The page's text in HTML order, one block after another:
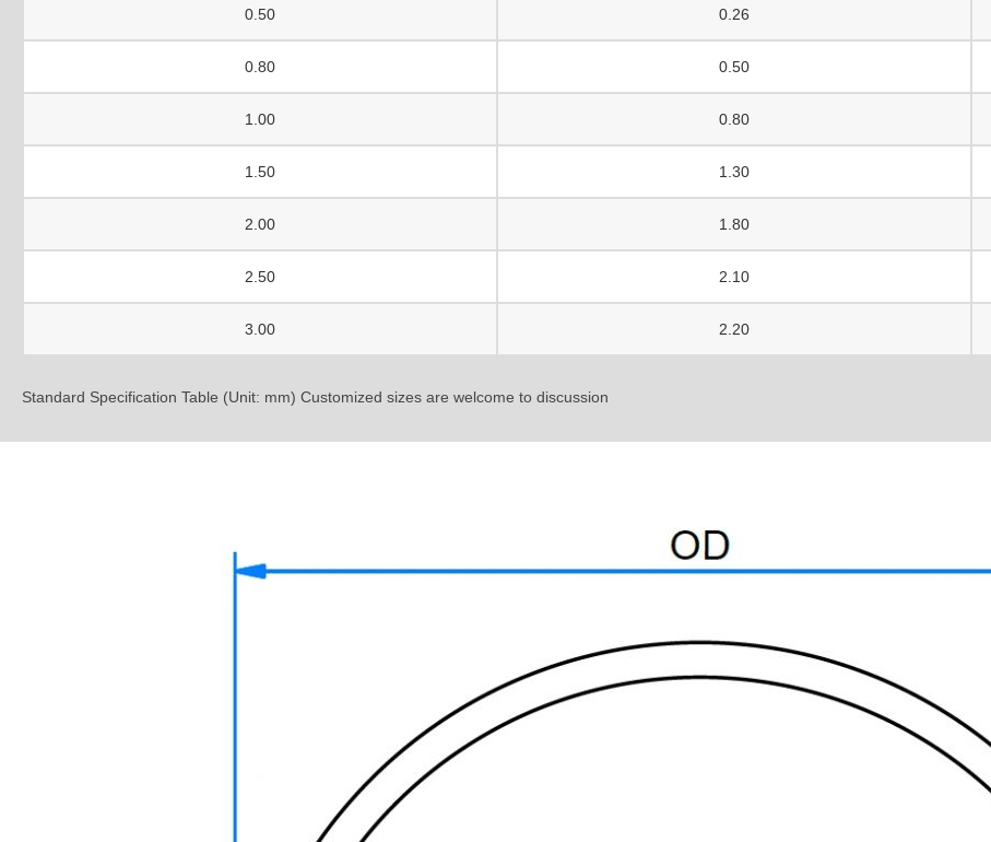
0.50 0.26
0.80 0.50
1.00 0.80
1.50 1.30
2.00 1.80
2.50 2.10
3.00 2.20
Standard Specification Table (Unit: mm) Customized sizes are welcome to discussion